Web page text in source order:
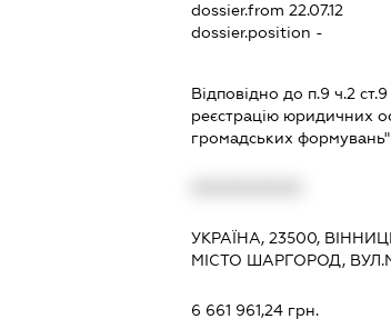
dossier.from 22.07.12
dossier.position -
Відповідно до п.9 ч.2
реєстрацію юридичних
громадських формувань"
УКРАЇНА, 23500,
МІСТО ШАРГОРОД,
6 661 961,24 грн.